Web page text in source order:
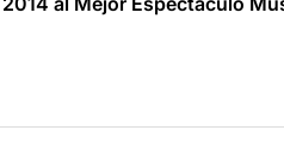
de una hora de duración.
y de un peso